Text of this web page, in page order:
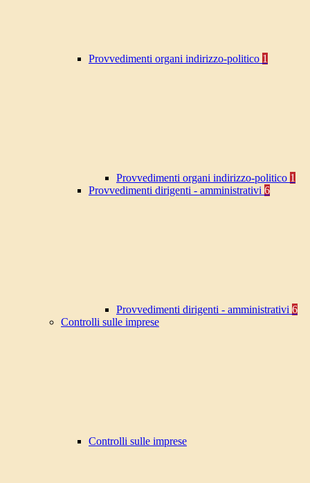
Provvedimenti organi indirizzo-politico 1
Provvedimenti organi indirizzo-politico 1
Provvedimenti dirigenti - amministrativi 6
Provvedimenti dirigenti - amministrativi 6
Controlli sulle imprese
Controlli sulle imprese